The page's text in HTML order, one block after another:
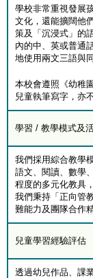
學校非常重視發展
文化，還能擴闊他
策及「沉浸式」的
內的中、英或普通
地使用兩文三語與
本校會遵照《幼稚
兒童執筆寫字，亦
學習 / 教學模式及
我們採用綜合教學
語文、閱讀、數學
程度的多元化教具
我們秉持「正向管
難能力及團隊合作精
兒童學習經驗評估
透過幼兒作品、課